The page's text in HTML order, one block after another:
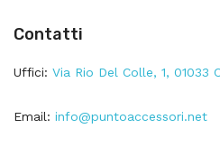
Contatti
Uffici: Via Rio Del Colle, 1, 01033
Email: info@puntoaccessori.net